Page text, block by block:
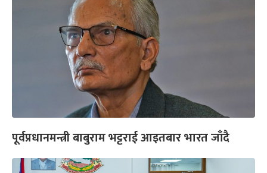
पूर्वप्रधानमन्त्री बाबुराम भट्टराई आइतबार भारत जाँदै